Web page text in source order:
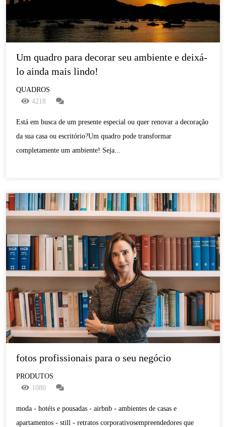
Um quadro para decorar seu ambiente e deixá-
lo ainda mais lindo!
QUADROS
4218
Está em busca de um presente especial ou quer renovar a decoração
da sua casa ou escritório?Um quadro pode transformar
completamente um ambiente! Seja...
fotos profissionais para o seu negócio
PRODUTOS
1080
moda - hotéis e pousadas - airbnb - ambientes de casas e
apartamentos - still - retratos corporativosempreendedores que